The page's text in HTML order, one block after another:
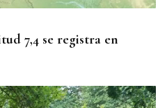
7,4 se registra en